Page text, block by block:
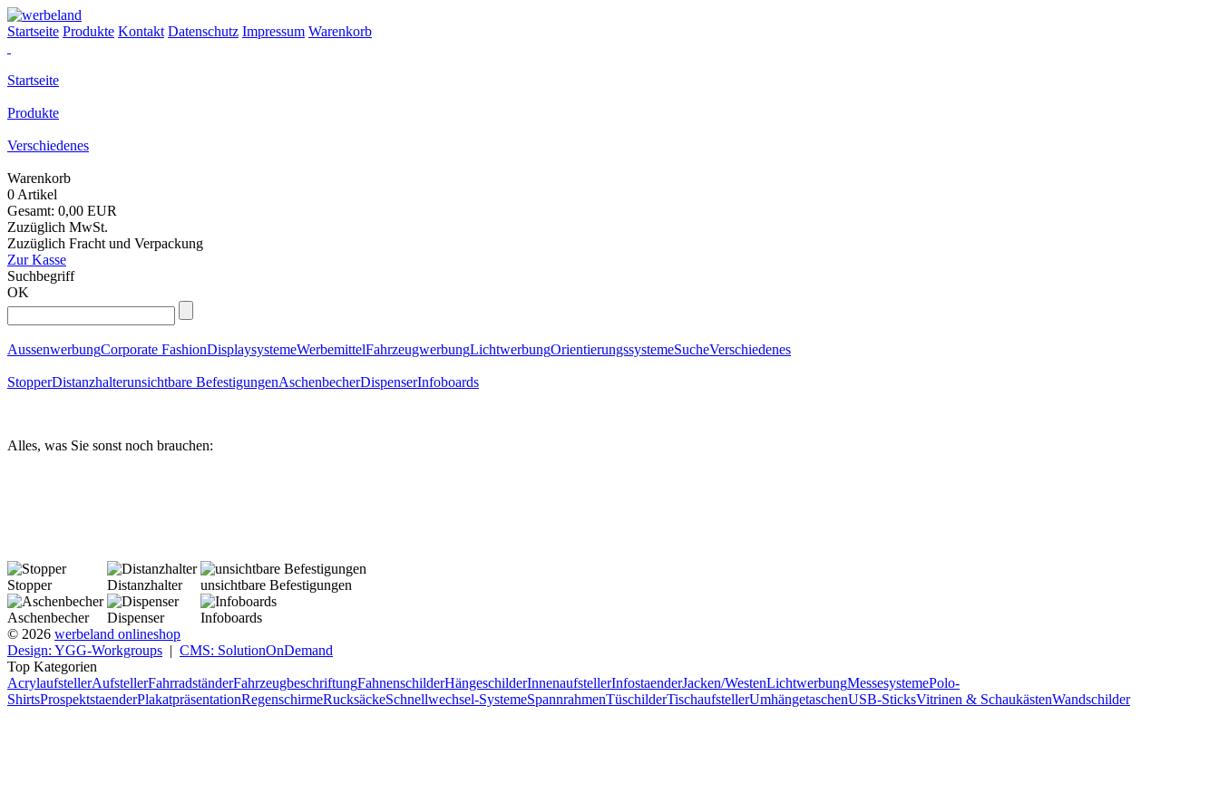
Startseite Produkte Kontakt Datenschutz Impressum Warenkorb
Startseite
Produkte
Verschiedenes
Warenkorb
0 Artikel
Gesamt: 0,00 EUR
Zuzüglich MwSt.
Zuzüglich Fracht und Verpackung
Zur Kasse
Suchbegriff
OK
AussenwerbungCorporate FashionDisplaysystemeWerbemittelFahrzeugwerbungLichtwerbungOrientierungssystemeSucheVerschiedenes
StopperDistanzhalterunsichtbare BefestigungenAschenbecherDispenserInfoboards
Alles, was Sie sonst noch brauchen:
Stopper Distanzhalter unsichtbare Befestigungen
Aschenbecher Dispenser
Infoboards
© 2026 werbeland onlineshop
Design: YGG-Workgroups | CMS: SolutionOnDemand
Top Kategorien
AcrylaufstellerAufstellerFahrradständerFahrzeugbeschriftungFahnenschilderHängeschilderInnenaufstellerInfostaenderJacken/WestenLichtwerbungMessesystemePolo-
ShirtsProspektstaenderPlakatpräsentationRegenschirmeRucksäckeSchnellwechsel-SystemeSpannrahmenTüschilderTischaufstellerUmhängetaschenUSB-SticksVitrinen & SchaukästenWandschilder